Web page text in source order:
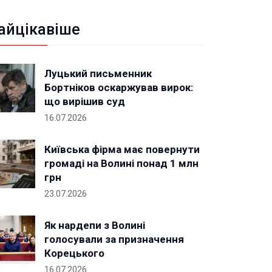
Луцький письменник
Бортніков оскаржував вирок:
що вирішив суд
16.07.2026
Київська фірма має повернути
громаді на Волині понад 1 млн
грн
23.07.2026
Як нардепи з Волині
голосували за призначення
Корецького
16.07.2026